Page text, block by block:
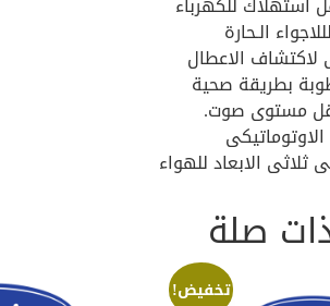
الـحارة
لاكتشاف الاعطال
بطريقة صحية
مستوى صوت.
ثلاثى الابعاد للهواء
صلة
تخفيض!